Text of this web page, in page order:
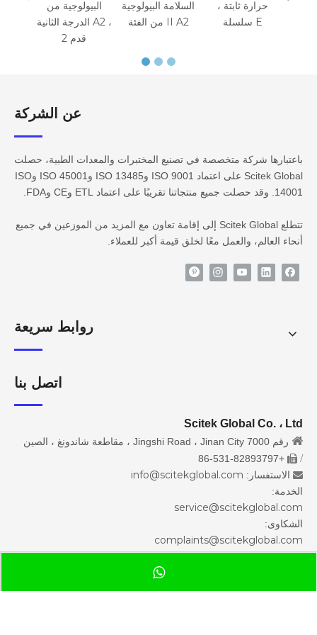
البيولوجية من
الدرجة الثانية A2 ،
2 قدم
السلامة البيولوجية
من الفئة II A2
حرارة ثابتة ،
سلسلة E
عن الشركة​​​​​​
باعتبارها شركة متخصصة في تصنيع المختبرات والمعدات الطبية، حصلت
Scitek Global على اعتماد ISO 9001 وISO 13485 وISO 45001 وISO
14001. وقد حصلت جميع منتجاتنا تقريبًا على اعتماد ETL وCE وFDA.
تتطلع Scitek Global إلى إقامة تعاون مع المزيد من الموزعين في جميع
أنحاء العالم، والعمل معًا لخلق قيمة أكبر للعملاء.
روابط سريعة
اتصل بنا
Scitek Global Co. ، Ltd
 رقم 7000 Jingshi Road ، Jinan City ، مقاطعة شاندونغ ، الصين
/

+86-531-82893797
 الاستفسار: info@scitekglobal.com
الخدمة:
service@scitekglobal.com
الشكاوى:
complaints@scitekglobal.com
شركة Scitek Global Inc.